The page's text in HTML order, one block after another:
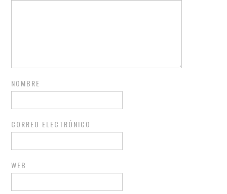
NOMBRE
CORREO ELECTRÓNICO
WEB